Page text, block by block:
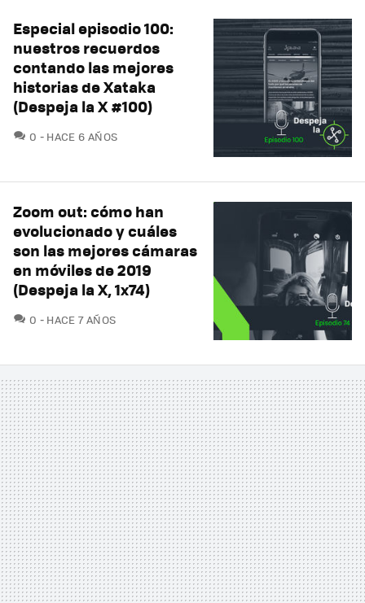
Especial episodio 100:
nuestros recuerdos
contando las mejores
historias de Xataka
(Despeja la X #100)
0 COMENTARIOS
HACE 6 AÑOS
Zoom out: cómo han
evolucionado y cuáles
son las mejores cámaras
en móviles de 2019
(Despeja la X, 1x74)
0 COMENTARIOS
HACE 7 AÑOS